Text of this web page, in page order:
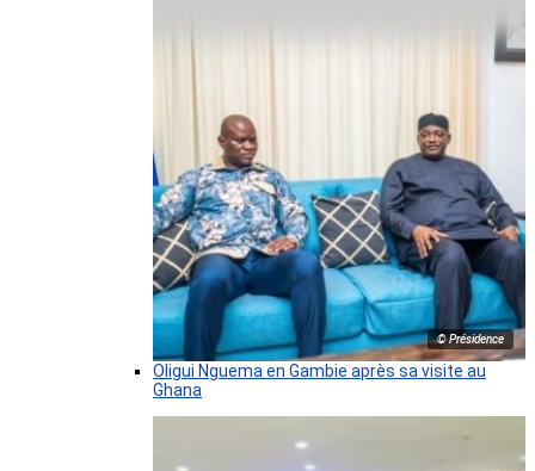
© Présidence
Oligui Nguema en Gambie après sa visite au
Ghana